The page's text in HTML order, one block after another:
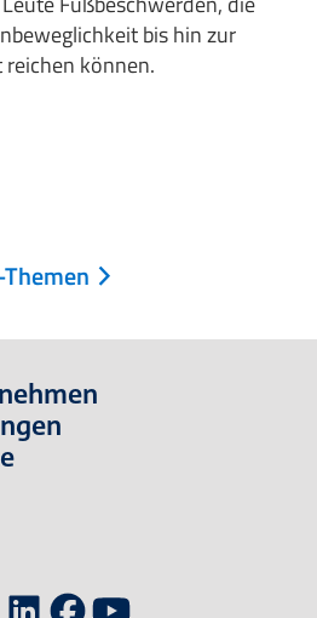
bis hin zur
können.